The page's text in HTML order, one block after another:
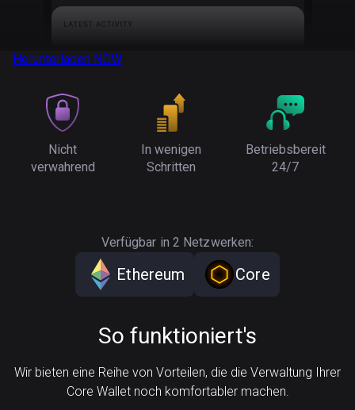
Herunterladen NOW
Nicht
verwahrend
In wenigen
Schritten
Betriebsbereit
24/7
Verfügbar in 2 Netzwerken:
Ethereum Core
So funktioniert's
Wir bieten eine Reihe von Vorteilen, die die Verwaltung Ihrer
Core Wallet noch komfortabler machen.